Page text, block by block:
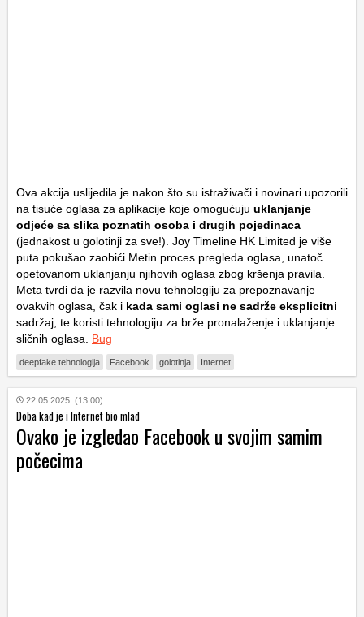
Ova akcija uslijedila je nakon što su istraživači i novinari upozorili
na tisuće oglasa za aplikacije koje omogućuju uklanjanje
odjeće sa slika poznatih osoba i drugih pojedinaca
(jednakost u golotinji za sve!). Joy Timeline HK Limited je više
puta pokušao zaobići Metin proces pregleda oglasa, unatoč
opetovanom uklanjanju njihovih oglasa zbog kršenja pravila.
Meta tvrdi da je razvila novu tehnologiju za prepoznavanje
ovakvih oglasa, čak i kada sami oglasi ne sadrže eksplicitni
sadržaj, te koristi tehnologiju za brže pronalaženje i uklanjanje
sličnih oglasa. Bug
deepfake tehnologija Facebook golotinja Internet
22.05.2025. (13:00)
Doba kad je i Internet bio mlad
Ovako je izgledao Facebook u svojim samim
počecima